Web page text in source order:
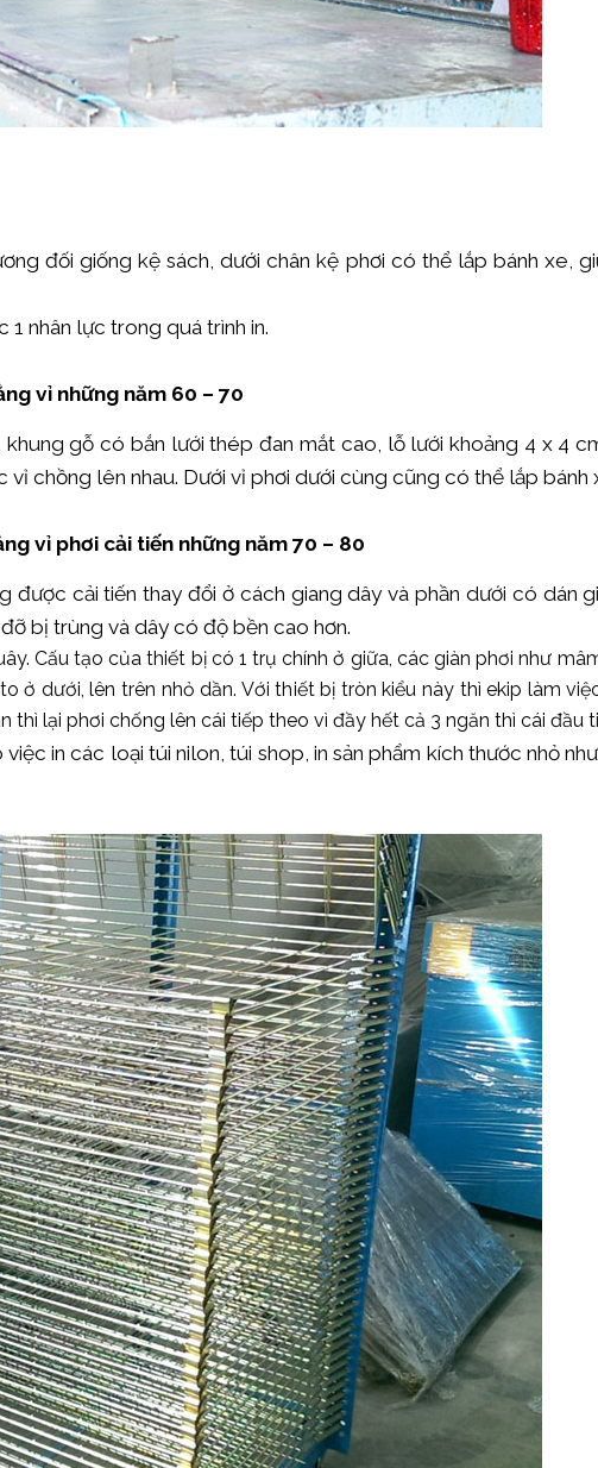
đối giống kệ sách, dưới chân kệ phơi có thể lắp bánh xe,
nhân lực trong quá trình in.
vỉ những năm 60 – 70
gỗ có bắn lưới thép đan mắt cao, lỗ lưới khoảng 4 x 4
vỉ chồng lên nhau. Dưới vỉ phơi dưới cùng cũng có thể lắp
vỉ phơi cải tiến những năm 70 – 80
được cải tiến thay đổi ở cách giang dây và phần dưới có dán
bị trùng và dây có độ bền cao hơn.
Cấu tạo của thiết bị có 1 trụ chính ở giữa, các giàn phơi như
ở dưới, lên trên nhỏ dần. Với thiết bị tròn kiểu này thì ekip làm
thì lại phơi chống lên cái tiếp theo vì đầy hết cả 3 ngăn thì cái đầu
in các loại túi nilon, túi shop, in sản phẩm kích thước nhỏ